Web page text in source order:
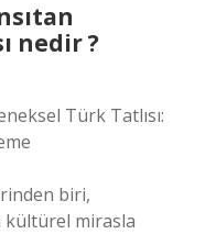
nedir ?
Türk Tatlısı:
biri,
kültürel mirasla